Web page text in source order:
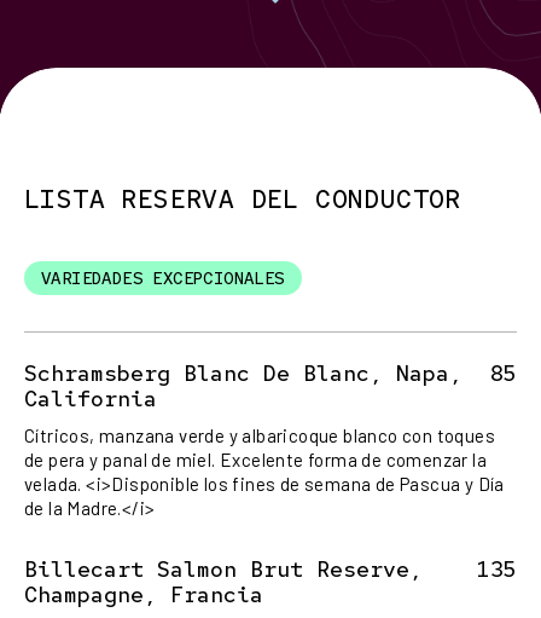
LISTA RESERVA DEL CONDUCTOR
VARIEDADES EXCEPCIONALES
Schramsberg Blanc De Blanc, Napa,
California
85
Cítricos, manzana verde y albaricoque blanco con toques
de pera y panal de miel. Excelente forma de comenzar la
velada. <i>Disponible los fines de semana de Pascua y Día
de la Madre.</i>
Billecart Salmon Brut Reserve,
Champagne, Francia
135